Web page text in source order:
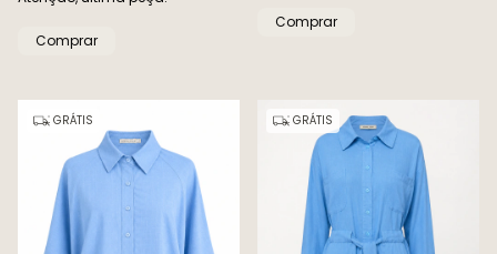
Comprar
Comprar
GRÁTIS GRÁTIS